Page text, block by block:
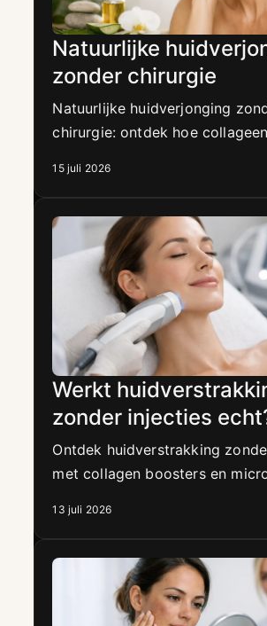
Natuurlijke
zonder chirurgie
Natuurlijke huidverjonging
chirurgie: ontdek hoe
zichtbaar verfijnen en subtiel
15 juli 2026
Werkt
zonder injecties
Ontdek huidverstrakking
met collagen boosters en
natuurlijke uitstraling en glow.
13 juli 2026